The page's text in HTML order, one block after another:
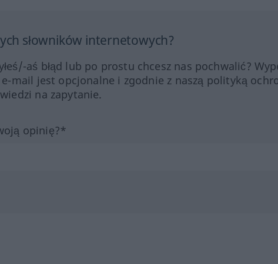
słowników internetowych?
aś błąd lub po prostu chcesz nas pochwalić?
mail jest opcjonalne i zgodnie z naszą polityką
na zapytanie.
opinię?*